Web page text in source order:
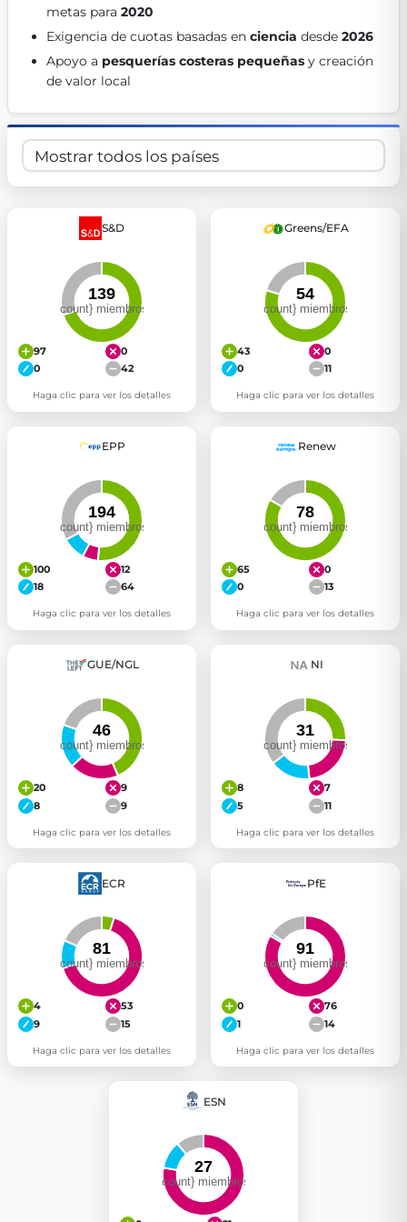
Get Involved
Become a member:Join us to advance digital democracy
Volunteer: Contribute your skills in technology, design,
Support democracy:
metas para 2020
Exigencia de cuotas basadas en ciencia desde 2026
Apoyo a pesquerías costeras pequeñas y creación
de valor local
S&D
97
0
0
42
Haga clic para ver los detalles
Greens/EFA
43
0
0
11
Haga clic para ver los detalles
EPP
100
12
18
64
Haga clic para ver los detalles
Renew
65
0
0
13
Haga clic para ver los detalles
GUE/NGL
20
9
8
9
Haga clic para ver los detalles
NI
8
7
5
11
Haga clic para ver los detalles
ECR
4
53
9
15
Haga clic para ver los detalles
PfE
0
76
1
14
Haga clic para ver los detalles
ESN